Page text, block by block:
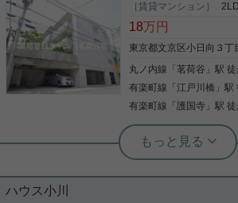
ューリックレジデンス茗
ボックス・ゴミ出し24Ｈ
濯機置き場 設備充実、セ
物件です! 少しでも気に
写真(9)
セキュリティ面は、TVイ
などを設置しているので
す。 利用可能な駅が2駅あり、利便性の高い物件で
ホーム 小石川店】へお
ちしております。
実用春日ホーム 茗荷谷店 堀田枝里
全室南西向きの
［賃貸マンション］
18万円
東京都文京区小日向３丁
丸ノ内線 「茗荷谷 」駅
有楽町線 「江戸川橋 」駅
有楽町線 「護国寺 」駅
実用春日ホーム 茗荷谷店 上村啓士
【小日向台町小学
ハウス小川